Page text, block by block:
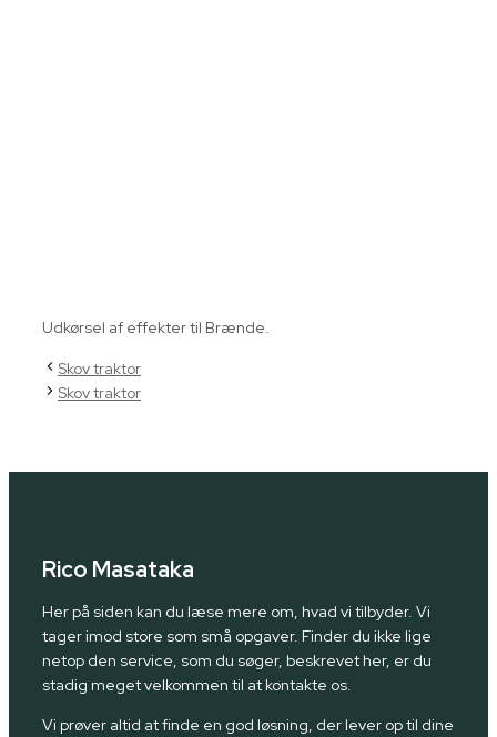
Udkørsel af effekter til Brænde.
Skov traktor
Skov traktor
Rico Masataka
Her på siden kan du læse mere om, hvad vi tilbyder. Vi
tager imod store som små opgaver. Finder du ikke lige
netop den service, som du søger, beskrevet her, er du
stadig meget velkommen til at kontakte os.
Vi prøver altid at finde en god løsning, der lever op til dine